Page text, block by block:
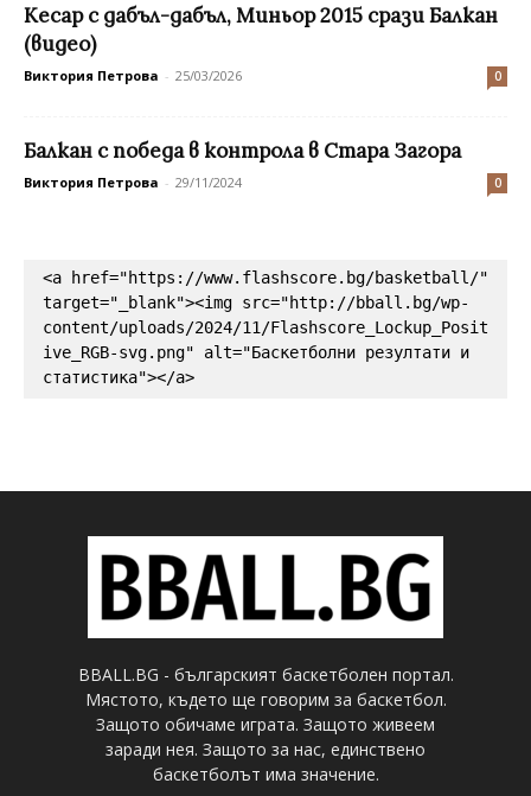
Кесар с дабъл-дабъл, Миньор 2015 срази Балкан
(видео)
Виктория Петрова - 25/03/2026 0
Балкан с победа в контрола в Стара Загора
Виктория Петрова - 29/11/2024 0
<a href="https://www.flashscore.bg/basketball/"
target="_blank"><img src="http://bball.bg/wp-
content/uploads/2024/11/Flashscore_Lockup_Posit
ive_RGB-svg.png" alt="Баскетболни резултати и
статистика"></a>
BBALL.BG - българският баскетболен портал.
Мястото, където ще говорим за баскетбол.
Защото обичаме играта. Защото живеем
заради нея. Защото за нас, единствено
баскетболът има значение.